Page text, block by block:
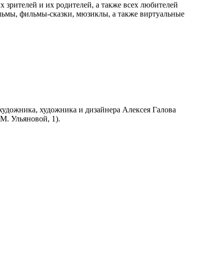
и их родителей, а также всех любителей
фильмы-сказки, мюзиклы, а также виртуальные
художника и дизайнера Алексея Галова
Ульяновой, 1).